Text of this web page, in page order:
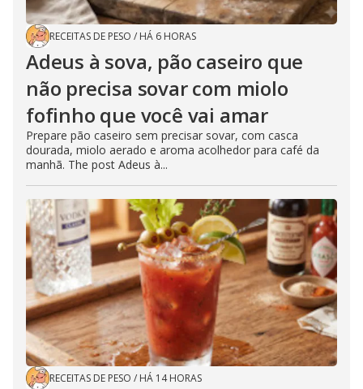
RECEITAS DE PESO / HÁ 6 HORAS
Adeus à sova, pão caseiro que
não precisa sovar com miolo
fofinho que você vai amar
Prepare pão caseiro sem precisar sovar, com casca
dourada, miolo aerado e aroma acolhedor para café da
manhã. The post Adeus à...
RECEITAS DE PESO / HÁ 14 HORAS